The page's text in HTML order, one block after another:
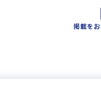
掲載を